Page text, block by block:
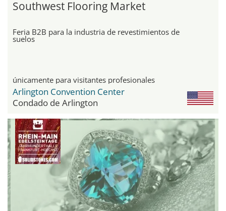
Southwest Flooring Market
Feria B2B para la industria de revestimientos de
suelos
únicamente para visitantes profesionales
Arlington Convention Center
Condado de Arlington